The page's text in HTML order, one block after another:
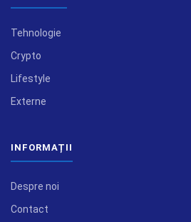
Tehnologie
Crypto
Lifestyle
Externe
INFORMAȚII
Despre noi
Contact